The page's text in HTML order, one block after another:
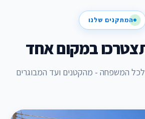
המתקנים שלנו
במקום אחד
המשפחה - מהקטנים ועד המבוגרים